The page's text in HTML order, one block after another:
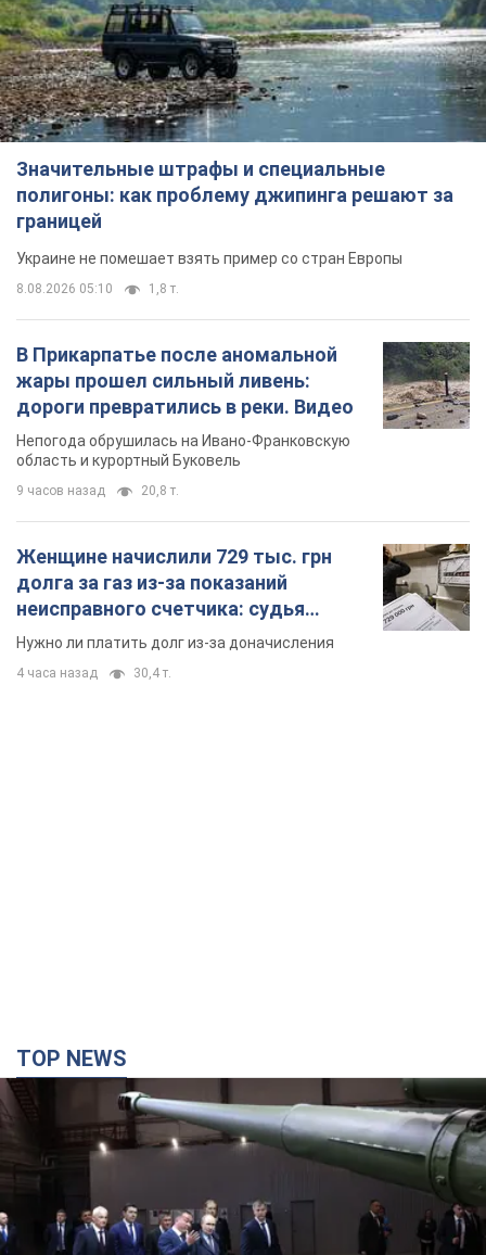
Значительные штрафы и специальные
полигоны: как проблему джипинга решают за
границей
Украине не помешает взять пример со стран Европы
8.08.2026 05:10 1,8 т.
В Прикарпатье после аномальной
жары прошел сильный ливень:
дороги превратились в реки. Видео
Непогода обрушилась на Ивано-Франковскую
область и курортный Буковель
9 часов назад 20,8 т.
Женщине начислили 729 тыс. грн
долга за газ из-за показаний
неисправного счетчика: судья
вынес неожиданное решение
Нужно ли платить долг из-за доначисления
4 часа назад 30,4 т.
TOP NEWS